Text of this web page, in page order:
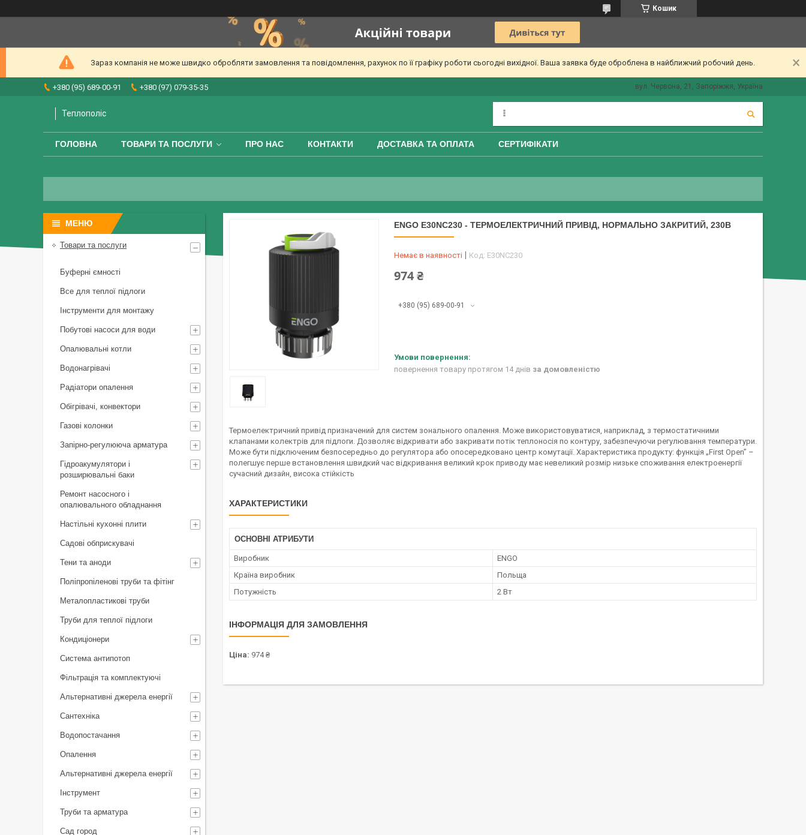
Кошик
Зараз компанія не може швидко обробляти замовлення та повідомлення, рахунок по її графіку роботи сьогодні вихідної. Ваша заявка буде оброблена в найближчий робочий день.
+380 (95) 689-00-91 +380 (97) 079-35-35 вул. Червона, 21, Запоріжжя, Україна
Теплополіс
ГОЛОВНА ТОВАРИ ТА ПОСЛУГИ ПРО НАС КОНТАКТИ ДОСТАВКА ТА ОПЛАТА СЕРТИФІКАТИ
ENGO E30NC230 - ТЕРМОЕЛЕКТРИЧНИЙ ПРИВІД, НОРМАЛЬНО ЗАКРИТИЙ, 230В
Немає в наявності Код: E30NC230
974 ₴
+380 (95) 689-00-91
повернення товару протягом 14 днів за домовленістю
Термоелектричний привід призначений для систем зонального опалення. Може використовуватися, наприклад, з термостатичними
клапанами колектрів для підлоги. Дозволяє відкривати або закривати потік теплоносія по контуру, забезпечуючи регулювання температури.
Може бути підключеним безпосередньо до регулятора або опосередковано центр комутації. Характеристика продукту: функція „First Open” –
полегшує перше встановлення швидкий час відкривання великий крок приводу має невеликий розмір низьке споживання електроенергії
сучасний дизайн, висока стійкість
ХАРАКТЕРИСТИКИ
ОСНОВНІ АТРИБУТИ
Виробник
ENGO
Країна виробник
Польща
Потужність
2 Вт
ІНФОРМАЦІЯ ДЛЯ ЗАМОВЛЕННЯ
Ціна: 974 ₴
Товари та послуги
Буферні ємності
Все для теплої підлоги
Інструменти для монтажу
Побутові насоси для води
Опалювальні котли
Водонагрівачі
Радіатори опалення
Обігрівачі, конвектори
Газові колонки
Запірно-регулююча арматура
Гідроакумулятори і
розширювальні баки
Ремонт насосного і
опалювального обладнання
Настільні кухонні плити
Садові обприскувачі
Тени та аноди
Поліпропіленові труби та фітінг
Металопластикові труби
Труби для теплої підлоги
Кондиціонери
Система антипотоп
Фільтрація та комплектуючі
Альтернативні джерела енергії
Сантехніка
Водопостачання
Опалення
Альтернативні джерела енергії
Інструмент
Труби та арматура
Сад город